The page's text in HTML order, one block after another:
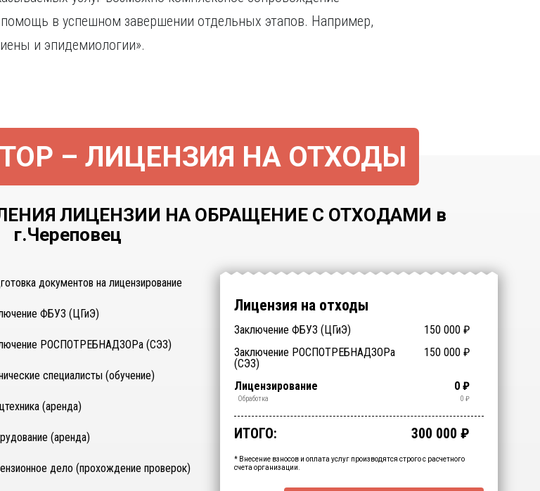
помощь в успешном завершении отдельных этапов. Например,
и эпидемиологии».
– ЛИЦЕНЗИЯ НА ОТХОДЫ
ЛИЦЕНЗИИ НА ОБРАЩЕНИЕ С ОТХОДАМИ в
г.Череповец
документов на лицензирование
ФБУЗ (ЦГиЭ)
РОСПОТРЕБНАДЗОРа (СЭЗ)
специалисты (обучение)
(аренда)
(аренда)
дело (прохождение проверок)
Лицензия на отходы
Подготовка документов ₽
Заключение ФБУЗ (ЦГиЭ) 150 000 ₽
Заключение РОСПОТРЕБНАДЗОРа
(СЭЗ)
150 000 ₽
Технические специалисты
(обучение)
₽
Отходы > 200 ₽
Спецтехника (аренда) ₽
Оборудование (аренда) ₽
Срочное получение ₽
1-4 классы отходов ₽
Лицензирование 0 ₽
Транспортирование ₽
Утилизация ₽
Обезвреживание ₽
Размещение ₽
Сбор ₽
Обработка 0 ₽
Промежуточный итог: 15000 ₽
Ваша персональна скидка
-15000₽
ИТОГО: 300 000 ₽
* Внесение взносов и оплата услуг производятся строго с расчетного
счета организации.